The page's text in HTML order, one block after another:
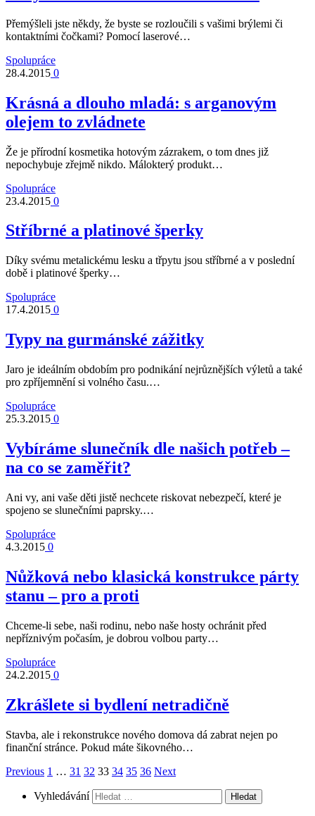
Přemýšleli jste někdy, že byste se rozloučili s vašimi brýlemi či
kontaktními čočkami? Pomocí laserové…
Spolupráce
28.4.2015 0
Krásná a dlouho mladá: s arganovým
olejem to zvládnete
Že je přírodní kosmetika hotovým zázrakem, o tom dnes již
nepochybuje zřejmě nikdo. Málokterý produkt…
Spolupráce
23.4.2015 0
Stříbrné a platinové šperky
Díky svému metalickému lesku a třpytu jsou stříbrné a v poslední
době i platinové šperky…
Spolupráce
17.4.2015 0
Typy na gurmánské zážitky
Jaro je ideálním obdobím pro podnikání nejrůznějších výletů a také
pro zpříjemnění si volného času.…
Spolupráce
25.3.2015 0
Vybíráme slunečník dle našich potřeb –
na co se zaměřit?
Ani vy, ani vaše děti jistě nechcete riskovat nebezpečí, které je
spojeno se slunečními paprsky.…
Spolupráce
4.3.2015 0
Nůžková nebo klasická konstrukce párty
stanu – pro a proti
Chceme-li sebe, naši rodinu, nebo naše hosty ochránit před
nepříznivým počasím, je dobrou volbou party…
Spolupráce
24.2.2015 0
Zkrášlete si bydlení netradičně
Stavba, ale i rekonstrukce nového domova dá zabrat nejen po
finanční stránce. Pokud máte šikovného…
Previous 1 … 31 32 33 34 35 36 Next
Vyhledávání